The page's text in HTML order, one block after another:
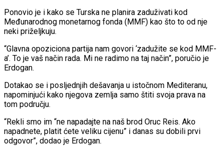
Ponovio je i kako se Turska ne planira zaduživati kod
Međunarodnog monetarnog fonda (MMF) kao što to od nje
neki priželjkuju.
“Glavna opoziciona partija nam govori ‘zadužite se kod MMF-
a’. To je vaš način rada. Mi ne radimo na taj način”, poručio je
Erdogan.
Dotakao se i posljednjih dešavanja u istočnom Mediteranu,
napominjući kako njegova zemlja samo štiti svoja prava na
tom području.
“Rekli smo im “ne napadajte na naš brod Oruc Reis. Ako
napadnete, platit ćete veliku cijenu” i danas su dobili prvi
odgovor”, dodao je Erdogan.